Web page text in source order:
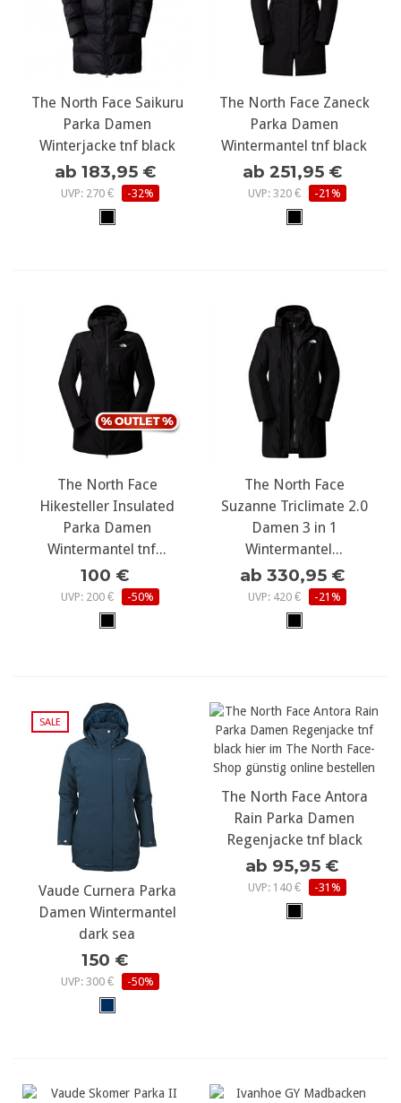
The North Face Saikuru
Parka Damen
Winterjacke tnf black
ab 183,95 €
UVP: 270 € -32%
The North Face Zaneck
Parka Damen
Wintermantel tnf black
ab 251,95 €
UVP: 320 € -21%
The North Face
Hikesteller Insulated
Parka Damen
Wintermantel tnf...
100 €
UVP: 200 € -50%
The North Face
Suzanne Triclimate 2.0
Damen 3 in 1
Wintermantel...
ab 330,95 €
UVP: 420 € -21%
SALE
Vaude Curnera Parka
Damen Wintermantel
dark sea
150 €
UVP: 300 € -50%
The North Face Antora
Rain Parka Damen
Regenjacke tnf black
ab 95,95 €
UVP: 140 € -31%